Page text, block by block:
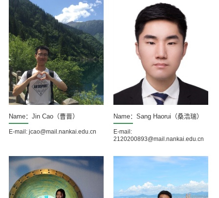
Name：Jin Cao（曹晋）
E-mail: jcao@mail.nankai.edu.cn
Name：Sang Haorui（桑浩瑞）
E-mail:
2120200893@mail.nankai.edu.cn